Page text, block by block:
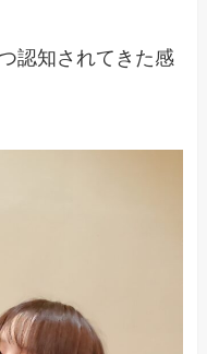
認知されてきた感